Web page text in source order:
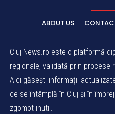
ABOUT US
Cluj-News.ro este o platformă
regionale, validată prin procese
Aici găsești informații
ce se întâmplă în Cluj și în
zgomot inutil.